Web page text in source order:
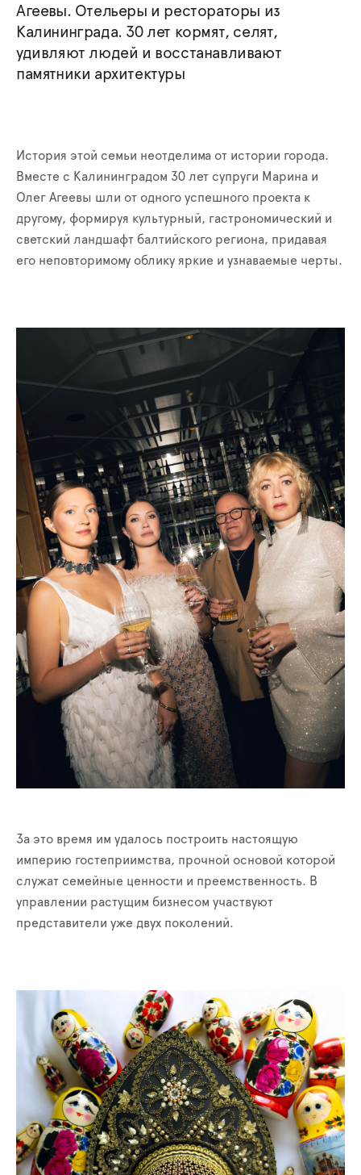
Агеевы. Отельеры и рестораторы из
Калининграда. 30 лет кормят, селят,
удивляют людей и восстанавливают
памятники архитектуры
История этой семьи неотделима от истории города.
Вместе с Калининградом 30 лет супруги Марина и
Олег Агеевы шли от одного успешного проекта к
другому, формируя культурный, гастрономический и
светский ландшафт балтийского региона, придавая
его неповторимому облику яркие и узнаваемые черты.
За это время им удалось построить настоящую
империю гостеприимства, прочной основой которой
служат семейные ценности и преемственность. В
управлении растущим бизнесом участвуют
представители уже двух поколений.